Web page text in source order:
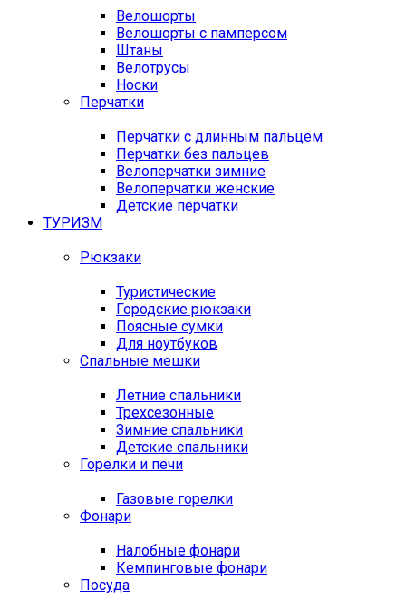
Велошорты
Велошорты с памперсом
Штаны
Велотрусы
Носки
Перчатки
Перчатки с длинным пальцем
Перчатки без пальцев
Велоперчатки зимние
Велоперчатки женские
Детские перчатки
ТУРИЗМ
Рюкзаки
Туристические
Городские рюкзаки
Поясные сумки
Для ноутбуков
Спальные мешки
Летние спальники
Трехсезонные
Зимние спальники
Детские спальники
Горелки и печи
Газовые горелки
Фонари
Налобные фонари
Кемпинговые фонари
Посуда